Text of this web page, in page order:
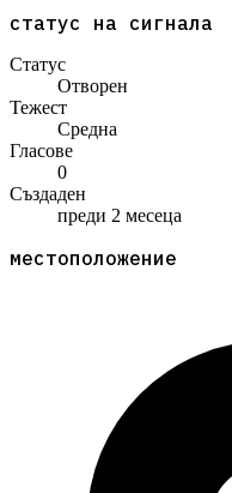
статус на сигнала
Статус
Отворен
Тежест
Средна
Гласове
0
Създаден
преди 2 месеца
местоположение